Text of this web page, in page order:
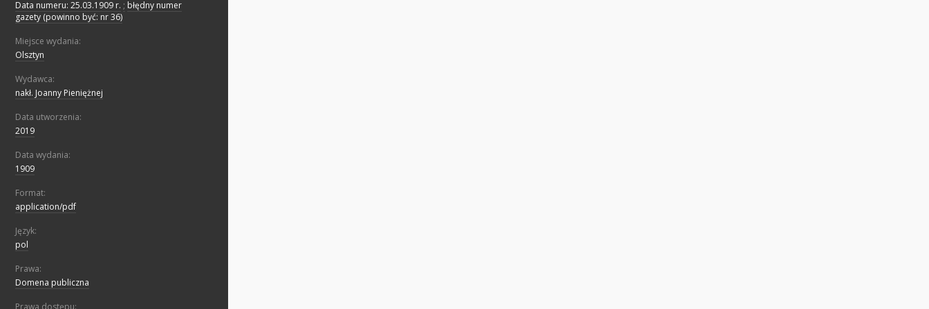
Data numeru: 25.03.1909 r. ; błędny numer
gazety (powinno być: nr 36)
Miejsce wydania:
Olsztyn
Wydawca:
nakł. Joanny Pieniężnej
Data utworzenia:
2019
Data wydania:
1909
Format:
application/pdf
Język:
pol
Prawa:
Domena publiczna